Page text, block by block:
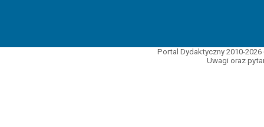
Portal Dydaktyczny 2010-
Uwagi oraz